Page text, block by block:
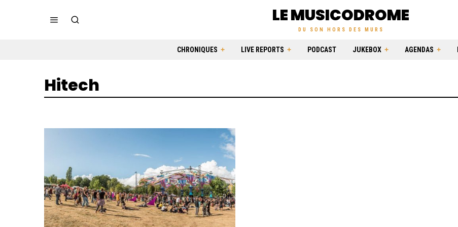
LE MUSICODROME
DU SON HORS DES MURS
CHRONIQUES LIVE REPORTS PODCAST JUKEBOX AGENDAS
Hitech